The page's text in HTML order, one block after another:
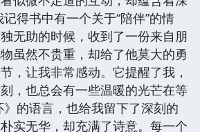
得书中有一个关于“陪伴”的情
无助的时候，收到了一份来自朋
虽然不贵重，却给了他莫大的勇
，让我非常感动。它提醒了我，
，也总会有一些温暖的光芒在等
的语言，也给我留下了深刻的
实无华，却充满了诗意。每一个